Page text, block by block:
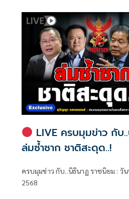
LIVE ครบมุมข่าว กับ
ล่มซ้ำซาก ชาติสะดุด..!
ครบมุมข่าว กับ..นิธินาฏ ราชนิยม :
2568